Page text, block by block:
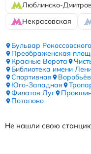
Люблинско-
Некрасовская
Бульвар Рокоссовского
Преображенская
Красные Ворота
Библиотека имени
Спортивная
Юго-Западная
Филатов Луг
Потапово
Не нашли свою